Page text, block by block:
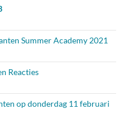
Summer Academy 2021
Reacties
op donderdag 11 februari